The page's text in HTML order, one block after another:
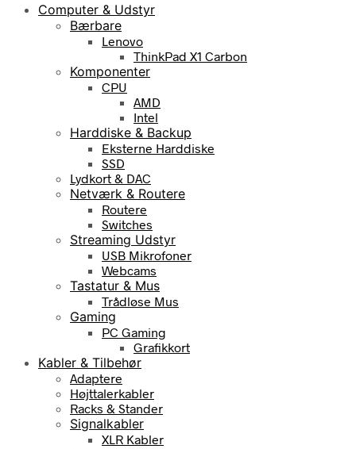
Computer & Udstyr
Bærbare
Lenovo
ThinkPad X1 Carbon
Komponenter
CPU
AMD
Intel
Harddiske & Backup
Eksterne Harddiske
SSD
Lydkort & DAC
Netværk & Routere
Routere
Switches
Streaming Udstyr
USB Mikrofoner
Webcams
Tastatur & Mus
Trådløse Mus
Gaming
PC Gaming
Grafikkort
Kabler & Tilbehør
Adaptere
Højttalerkabler
Racks & Stander
Signalkabler
XLR Kabler